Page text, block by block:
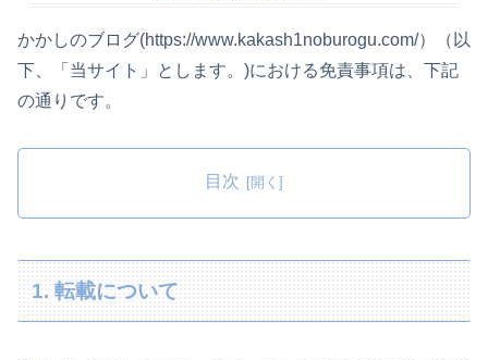
かかしのブログ(https://www.kakash1noburogu.com/）（以
下、「当サイト」とします。)における免責事項は、下記
の通りです。
目次
1. 転載について